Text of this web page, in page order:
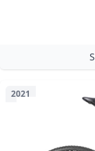
2021